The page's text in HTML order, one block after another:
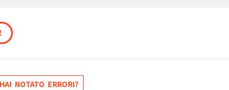
HAI NOTATO ERRORI?